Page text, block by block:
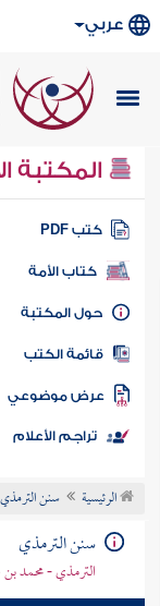
عربي
المكتبة
كتب PDF
كتاب الأمة
المكتبة
الكتب
موضوعي
تراجم الأعلام
الرئيسية سنن الترمذي
سنن الترمذي
الترمذي - محمد